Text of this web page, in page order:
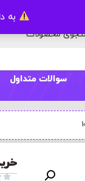
به
سوالات متداول
